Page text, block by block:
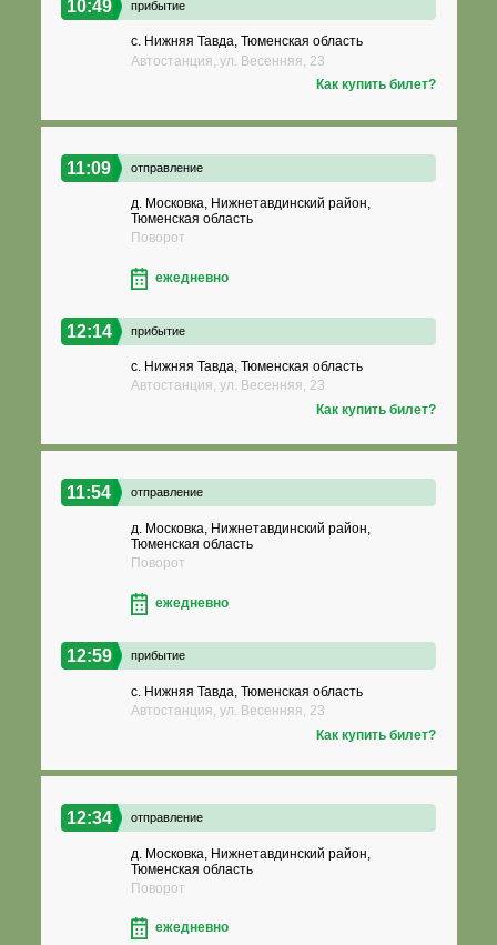
10:49 прибытие
с. Нижняя Тавда, Тюменская область
Автостанция, ул. Весенняя, 23
Как купить билет?
11:09 отправление
д. Московка, Нижнетавдинский район,
Тюменская область
Поворот
ежедневно
12:14 прибытие
с. Нижняя Тавда, Тюменская область
Автостанция, ул. Весенняя, 23
Как купить билет?
11:54 отправление
д. Московка, Нижнетавдинский район,
Тюменская область
Поворот
ежедневно
12:59 прибытие
с. Нижняя Тавда, Тюменская область
Автостанция, ул. Весенняя, 23
Как купить билет?
12:34 отправление
д. Московка, Нижнетавдинский район,
Тюменская область
Поворот
ежедневно